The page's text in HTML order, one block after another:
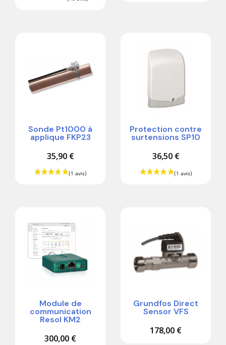
Sonde Pt1000 à
applique FKP23
35,90 €
Protection contre
surtensions SP10
36,50 €
Module de
communication
Resol KM2
300,00 €
Grundfos Direct
Sensor VFS
178,00 €